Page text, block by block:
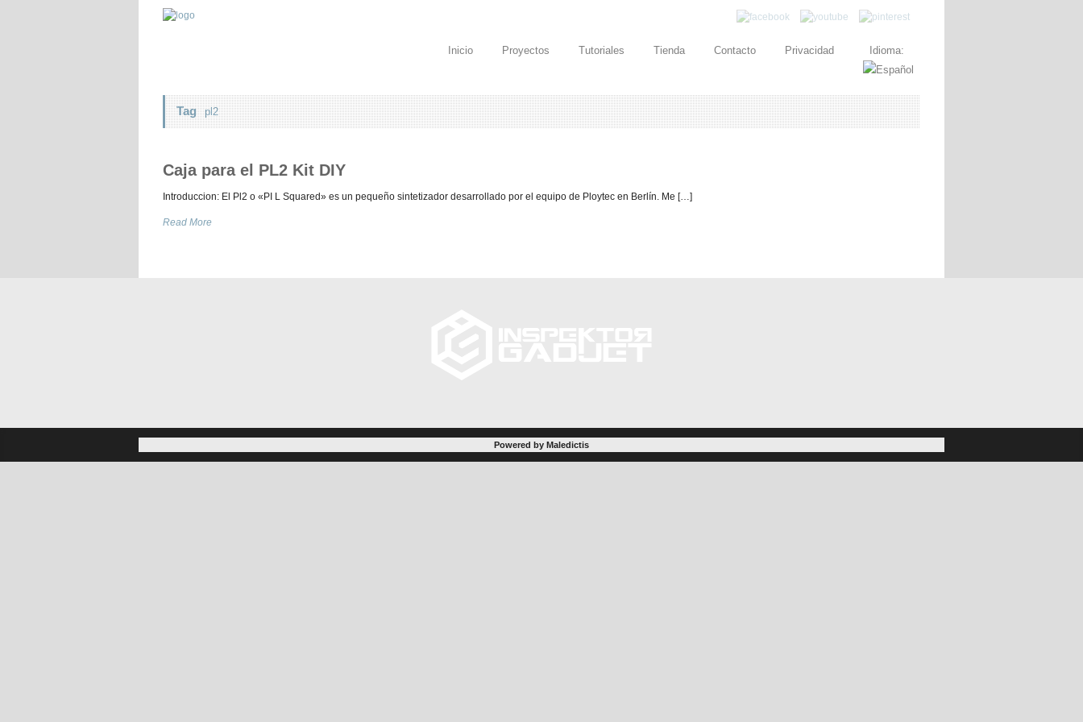
Inicio Proyectos Tutoriales Tienda Contacto Privacidad Idioma:
Tag pl2
Caja para el PL2 Kit DIY
Introduccion: El Pl2 o «PI L Squared» es un pequeño sintetizador desarrollado por el equipo de Ploytec en Berlín. Me […]
Read More
Powered by Maledictis